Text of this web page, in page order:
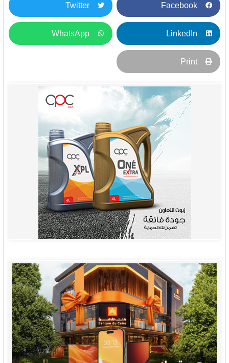
Facebook
Twitter
LinkedIn
WhatsApp
Print